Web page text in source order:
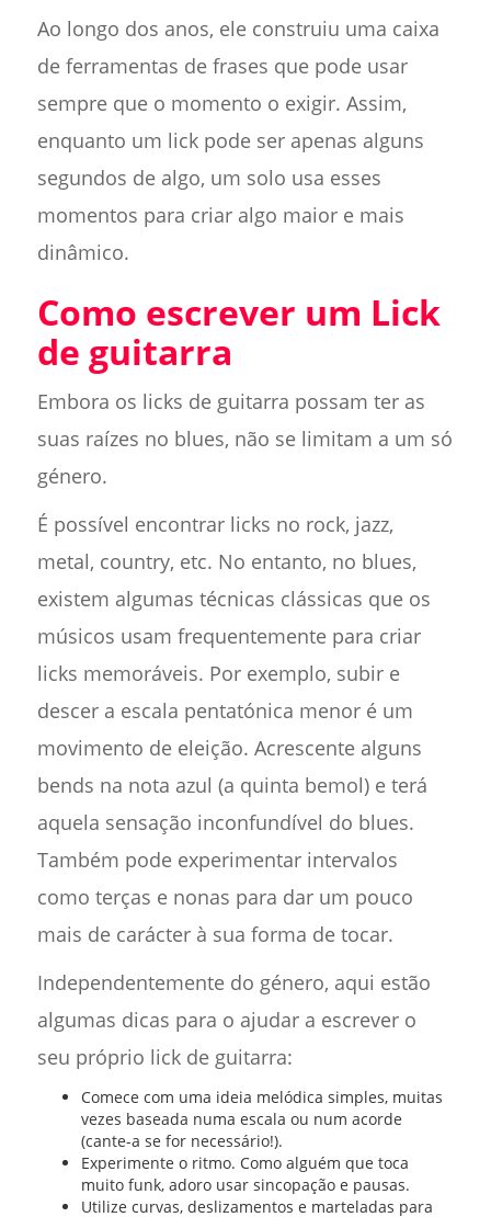
Ao longo dos anos, ele construiu uma caixa
de ferramentas de frases que pode usar
sempre que o momento o exigir. Assim,
enquanto um lick pode ser apenas alguns
segundos de algo, um solo usa esses
momentos para criar algo maior e mais
dinâmico.
Como escrever um Lick
de guitarra
Embora os licks de guitarra possam ter as
suas raízes no blues, não se limitam a um só
género.
É possível encontrar licks no rock, jazz,
metal, country, etc. No entanto, no blues,
existem algumas técnicas clássicas que os
músicos usam frequentemente para criar
licks memoráveis. Por exemplo, subir e
descer a escala pentatónica menor é um
movimento de eleição. Acrescente alguns
bends na nota azul (a quinta bemol) e terá
aquela sensação inconfundível do blues.
Também pode experimentar intervalos
como terças e nonas para dar um pouco
mais de carácter à sua forma de tocar.
Independentemente do género, aqui estão
algumas dicas para o ajudar a escrever o
seu próprio lick de guitarra:
Comece com uma ideia melódica simples, muitas
vezes baseada numa escala ou num acorde
(cante-a se for necessário!).
Experimente o ritmo. Como alguém que toca
muito funk, adoro usar sincopação e pausas.
Utilize curvas, deslizamentos e marteladas para